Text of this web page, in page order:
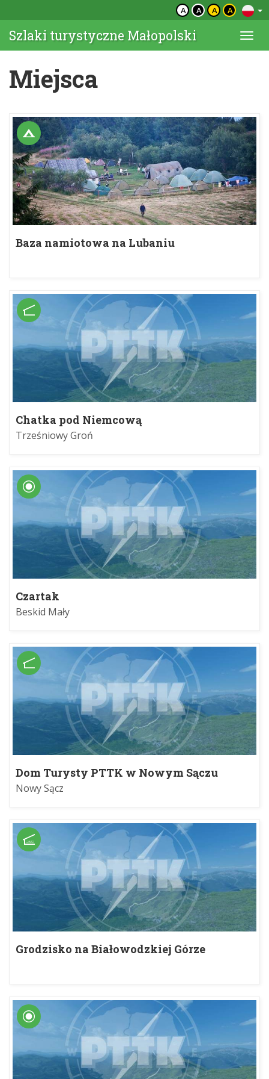
A A A A
Szlaki turystyczne Małopolski
Miejsca
Baza namiotowa na Lubaniu
Chatka pod Niemcową
Trześniowy Groń
Czartak
Beskid Mały
Dom Turysty PTTK w Nowym Sączu
Nowy Sącz
Grodzisko na Białowodzkiej Górze